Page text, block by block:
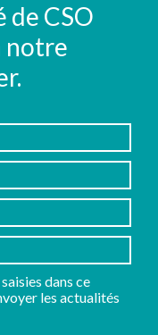
de CSO
notre
dans ce
les actualités